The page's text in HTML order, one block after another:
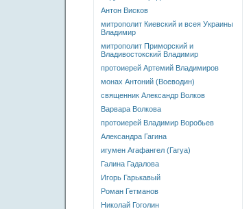
Антон Висков
митрополит Киевский и всея Украины
Владимир
митрополит Приморский и
Владивостокский Владимир
протоиерей Артемий Владимиров
монах Антоний (Воеводин)
священник Александр Волков
Варвара Волкова
протоиерей Владимир Воробьев
Александра Гагина
игумен Агафангел (Гагуа)
Галина Гадалова
Игорь Гарькавый
Роман Гетманов
Николай Гоголин